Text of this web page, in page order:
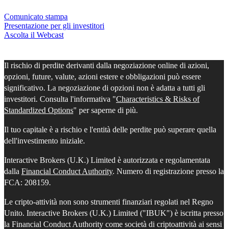
Comunicato stampa
Presentazione per gli investitori
Ascolta il Webcast
Il rischio di perdite derivanti dalla negoziazione online di azioni,
opzioni, future, valute, azioni estere e obbligazioni può essere
significativo. La negoziazione di opzioni non è adatta a tutti gli
investitori. Consulta l'informativa "Characteristics & Risks of
Standardized Options" per saperne di più.
Il tuo capitale è a rischio e l'entità delle perdite può superare quella
dell'investimento iniziale.
Interactive Brokers (U.K.) Limited è autorizzata e regolamentata
dalla Financial Conduct Authority. Numero di registrazione presso la
FCA: 208159.
Le cripto-attività non sono strumenti finanziari regolati nel Regno
Unito. Interactive Brokers (U.K.) Limited ("IBUK") è iscritta presso
la Financial Conduct Authority come società di criptoattività ai sensi